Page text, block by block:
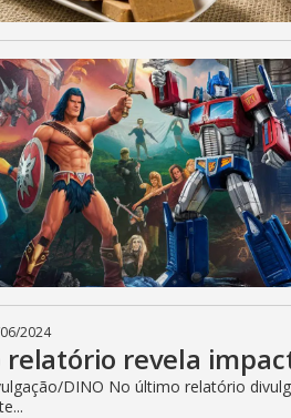
2024
relatório revela
DINO No último relatório